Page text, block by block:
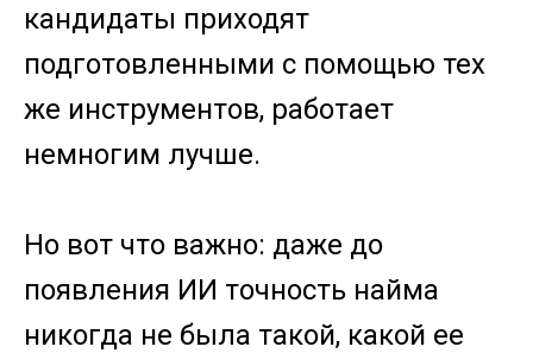
кандидаты приходят
подготовленными с помощью тех
же инструментов, работает
немногим лучше.
Но вот что важно: даже до
появления ИИ точность найма
никогда не была такой, какой ее